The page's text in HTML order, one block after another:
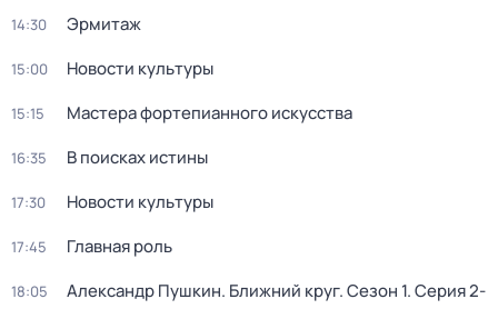
14:30 Эрмитаж
15:00 Новости культуры
15:15 Мастера фортепианного искусства
16:35 В поисках истины
17:30 Новости культуры
17:45 Главная роль
18:05 Александр Пушкин. Ближний круг. Сезон 1. Серия 2-